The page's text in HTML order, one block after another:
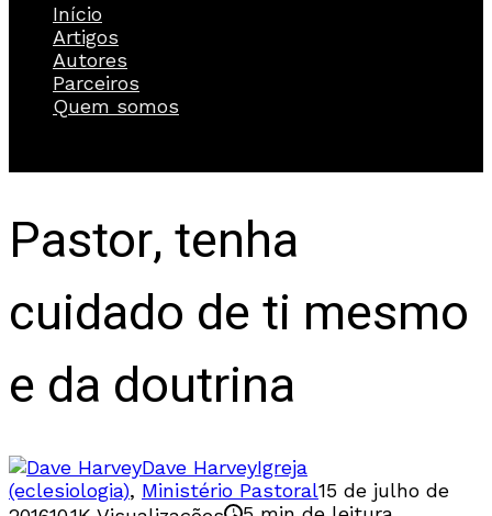
Início
Artigos
Autores
Parceiros
Quem somos
Pastor, tenha
cuidado de ti mesmo
e da doutrina
Dave HarveyIgreja
(eclesiologia), Ministério Pastoral15 de julho de